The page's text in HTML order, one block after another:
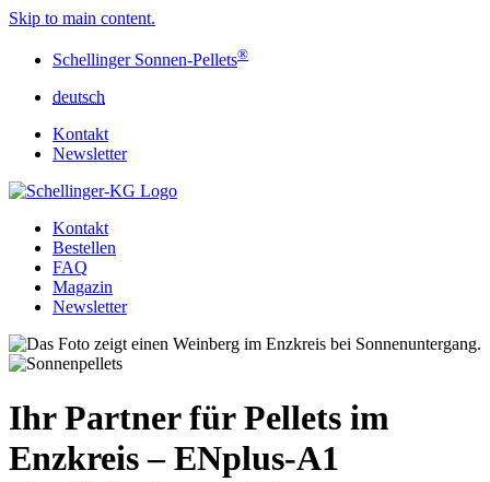
Skip to main content.
Schellinger Sonnen-Pellets®
deutsch
Kontakt
Newsletter
Kontakt
Bestellen
FAQ
Magazin
Newsletter
Ihr Partner für Pellets im
Enzkreis – ENplus-A1